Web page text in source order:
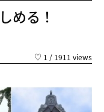
める！
♡ 1 / 1911 views